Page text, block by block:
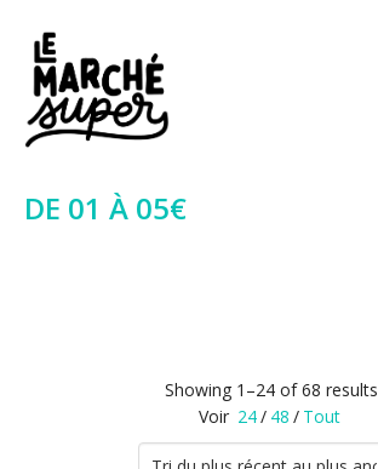
DE 01 À 05€
Showing 1–24 of 68 results
Voir 24/ 48 / Tout